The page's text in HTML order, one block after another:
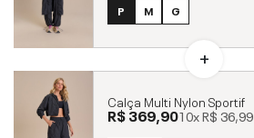
P M G
Calça Multi Nylon Sportif
R$ 369,9010xR$ 36,99